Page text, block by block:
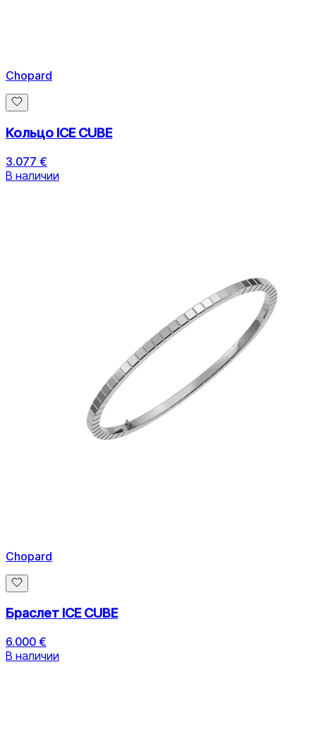
Chopard
Кольцо ICE CUBE
3.077 €
В наличии
Chopard
Браслет ICE CUBE
6.000 €
В наличии